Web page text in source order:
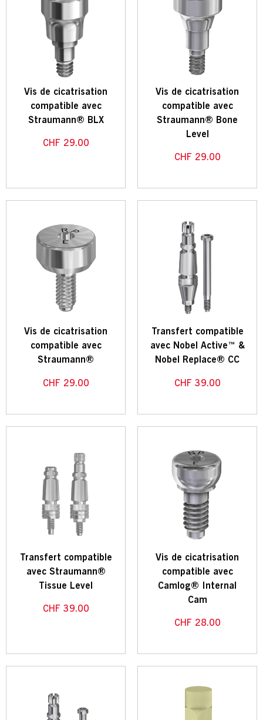
Vis de cicatrisation
compatible avec
Straumann® BLX
CHF 29.00
Vis de cicatrisation
compatible avec
Straumann® Bone
Level
CHF 29.00
Vis de cicatrisation
compatible avec
Straumann®
CHF 29.00
Transfert compatible
avec Nobel Active™ &
Nobel Replace® CC
CHF 39.00
Transfert compatible
avec Straumann®
Tissue Level
CHF 39.00
Vis de cicatrisation
compatible avec
Camlog® Internal
Cam
CHF 28.00